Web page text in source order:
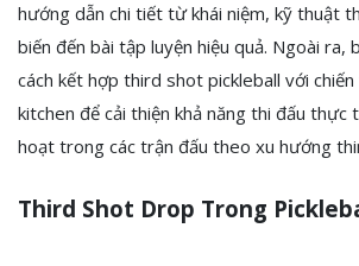
hướng dẫn chi tiết từ khái niệm, kỹ thuật
biến đến bài tập luyện hiệu quả. Ngoài ra,
cách kết hợp third shot pickleball với
kitchen để cải thiện khả năng thi đấu thực
hoạt trong các trận đấu theo xu hướng
Third Shot Drop Trong